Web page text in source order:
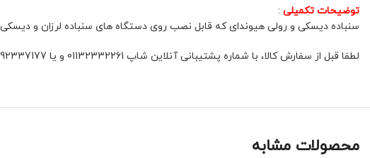
توضیحات تکمیلی :
سنباده دیسکی و رولی هیوندای که قابل نصب روی دستگاه های سنباده لرزان و
لطفا قبل از سفارش کالا، با شماره پشتیبانی آنلاین شاپ 01132332261 و یا 09392337177 هماهنگ فرمائید.
محصولات مشابه